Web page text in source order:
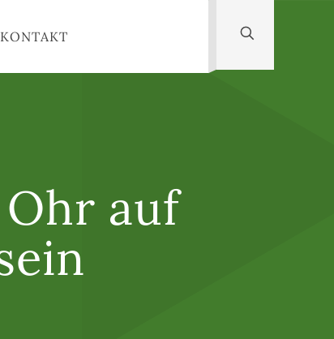
KONTAKT
auf